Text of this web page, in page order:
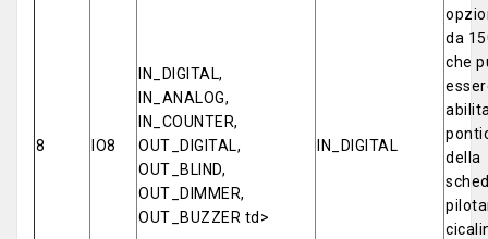
8 IO8
IN_DIGITAL,
IN_ANALOG,
IN_COUNTER,
OUT_DIGITAL,
OUT_BLIND,
OUT_DIMMER,
OUT_BUZZER td>
IN_DIGITAL
da
che
della